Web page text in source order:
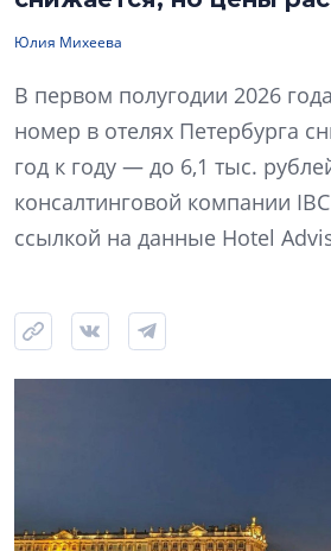
Юлия Михеева
В первом полугодии 2026
номер в отелях Петербурга
год к году — до 6,1 тыс.
консалтинговой компании
ссылкой на данные Hotel